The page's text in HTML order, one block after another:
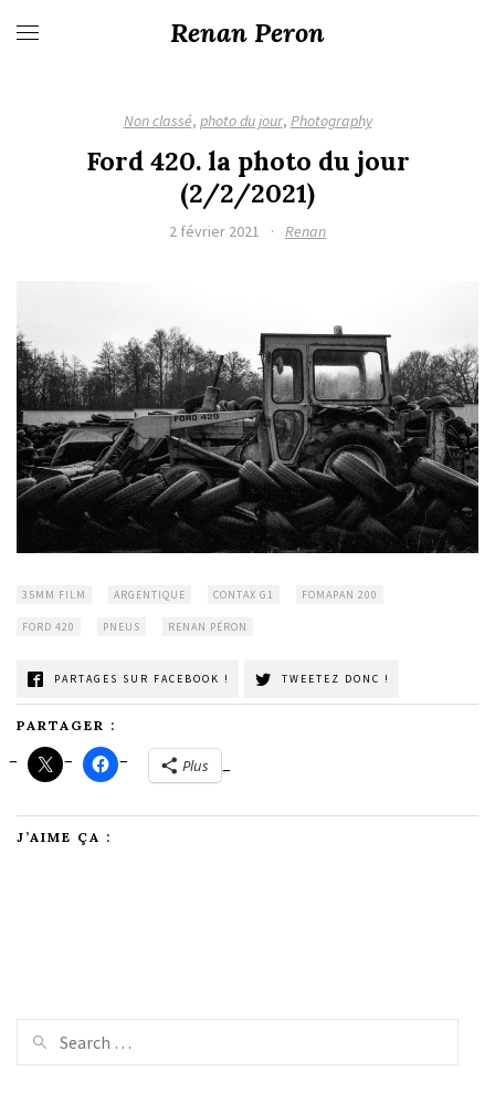
Renan Peron
Non classé, photo du jour, Photography
Ford 420. la photo du jour
(2/2/2021)
2 février 2021 · Renan
35MM FILM ARGENTIQUE CONTAX G1 FOMAPAN 200
FORD 420 PNEUS RENAN PÉRON
PARTAGES SUR FACEBOOK ! TWEETEZ DONC !
PARTAGER :
Plus
J’AIME ÇA :